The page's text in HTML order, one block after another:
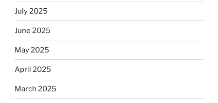
July 2025
June 2025
May 2025
April 2025
March 2025